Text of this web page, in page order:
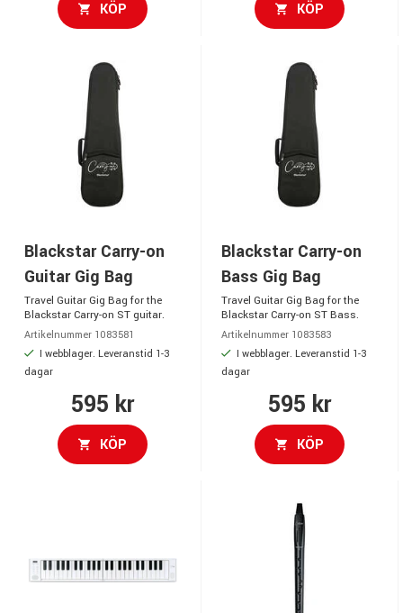
KÖP KÖP
Blackstar Carry-on
Guitar Gig Bag
Travel Guitar Gig Bag for the
Blackstar Carry-on ST guitar.
Artikelnummer 1083581
I webblager. Leveranstid 1-3
dagar
595 kr
KÖP
Blackstar Carry-on
Bass Gig Bag
Travel Guitar Gig Bag for the
Blackstar Carry-on ST Bass.
Artikelnummer 1083583
I webblager. Leveranstid 1-3
dagar
595 kr
KÖP